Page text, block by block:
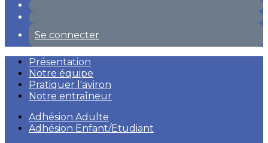
Se connecter
Présentation
Notre équipe
Pratiquer l'aviron
Notre entraîneur
Adhésion Adulte
Adhésion Enfant/Etudiant